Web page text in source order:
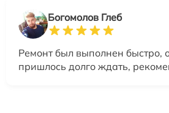
Богомолов Глеб
Ремонт был выполнен быстро,
пришлось долго ждать,